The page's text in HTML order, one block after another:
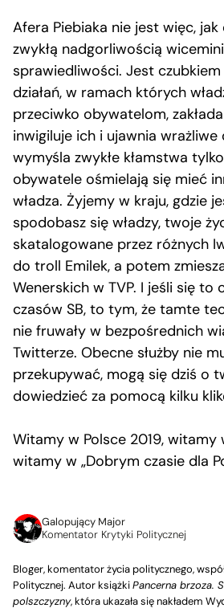
Afera Piebiaka nie jest więc,
zwykłą nadgorliwością
sprawiedliwości. Jest
działań, w ramach których
przeciwko obywatelom,
inwigiluje ich i ujawnia wrażliwe
wymyśla zwykłe kłamstwa
obywatele ośmielają się mieć
władza. Żyjemy w kraju, gdzie
spodobasz się władzy, twoje
skatalogowane przez różnych
do troll Emilek, a potem
Wenerskich w TVP. I jeśli się to
czasów SB, to tym, że tamte
nie fruwały w bezpośrednich
Twitterze. Obecne służby nie
przekupywać, mogą się dziś o
dowiedzieć za pomocą kilku
Witamy w Polsce 2019, witamy
witamy w „Dobrym czasie dla
Galopujący Major
Komentator Krytyki Politycznej
Bloger, komentator życia politycznego,
Politycznej. Autor książkiPancerna brzoza.
polszczyzny, która ukazała się nakładem